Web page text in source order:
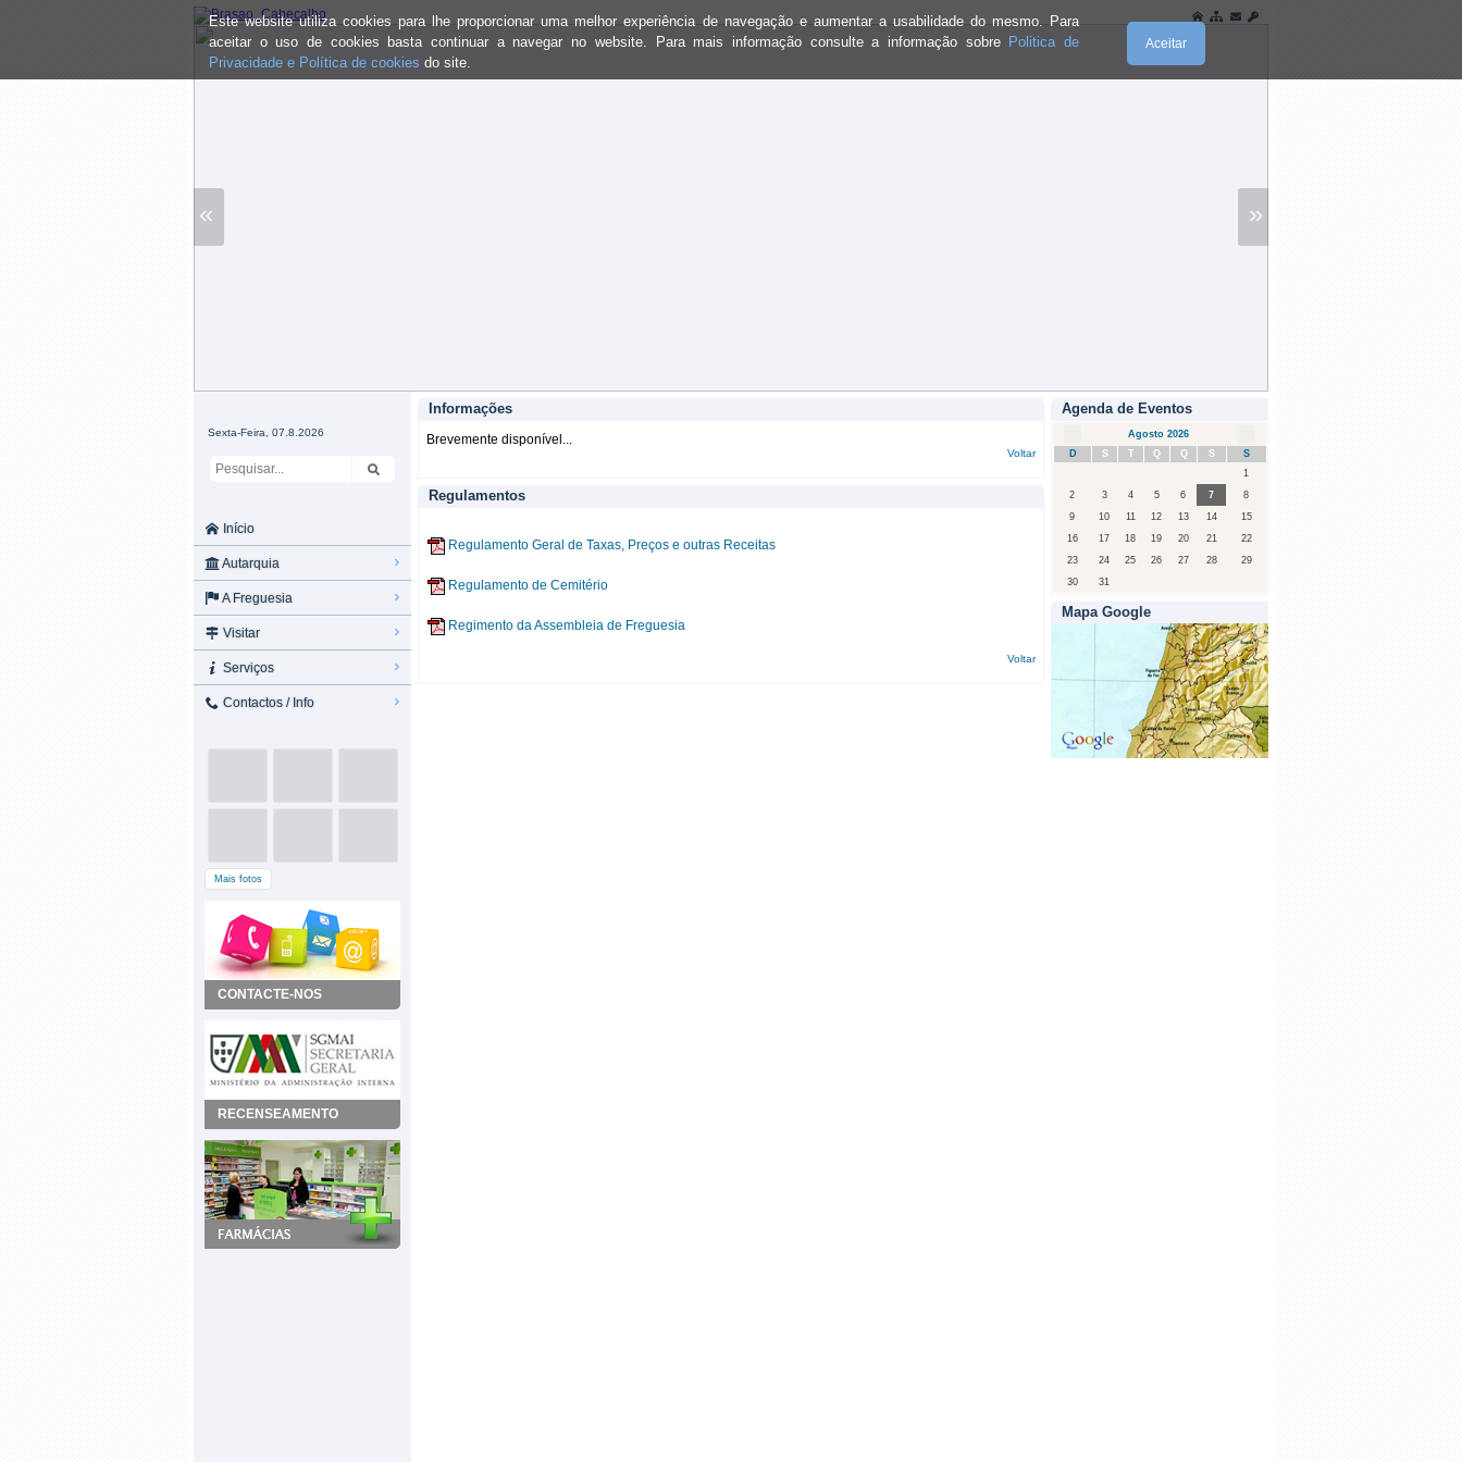
Este website utiliza cookies para lhe proporcionar uma melhor experiência de navegação e aumentar a usabilidade do mesmo. Para
aceitar o uso de cookies basta continuar a navegar no website. Para mais informação consulte a informação sobre Politica de
Privacidade e Política de cookies do site.
Aceitar
« »
Sexta-Feira, 07.8.2026
Início
Autarquia
A Freguesia
Visitar
Serviços
Contactos / Info
Mais fotos
CONTACTE-NOS
RECENSEAMENTO
Informações
Brevemente disponível...
Voltar
Regulamentos
Regulamento Geral de Taxas, Preços e outras Receitas
Regulamento de Cemitério
Regimento da Assembleia de Freguesia
Voltar
Agenda de Eventos
Agosto 2026
D
S T Q Q S
S
1
2
3 4 5 6 7
8
9
10 11 12 13 14
15
16
17 18 19 20 21
22
23
24 25 26 27 28
29
30
31
Mapa Google